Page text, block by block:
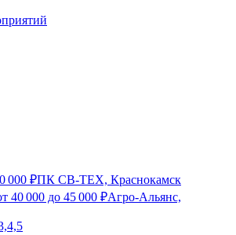
000 ₽ПК СВ-ТЕХ, Краснокамск
40 000 до 45 000 ₽Агро-Альянс,